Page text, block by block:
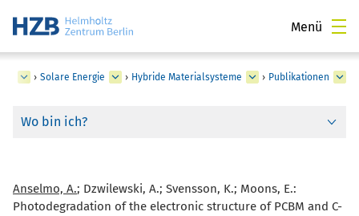
Menü
› Solare Energie › Hybride Materialsysteme › Publikationen
Wo bin ich?
Anselmo, A.; Dzwilewski, A.; Svensson, K.; Moons, E.:
Photodegradation of the electronic structure of PCBM and C-